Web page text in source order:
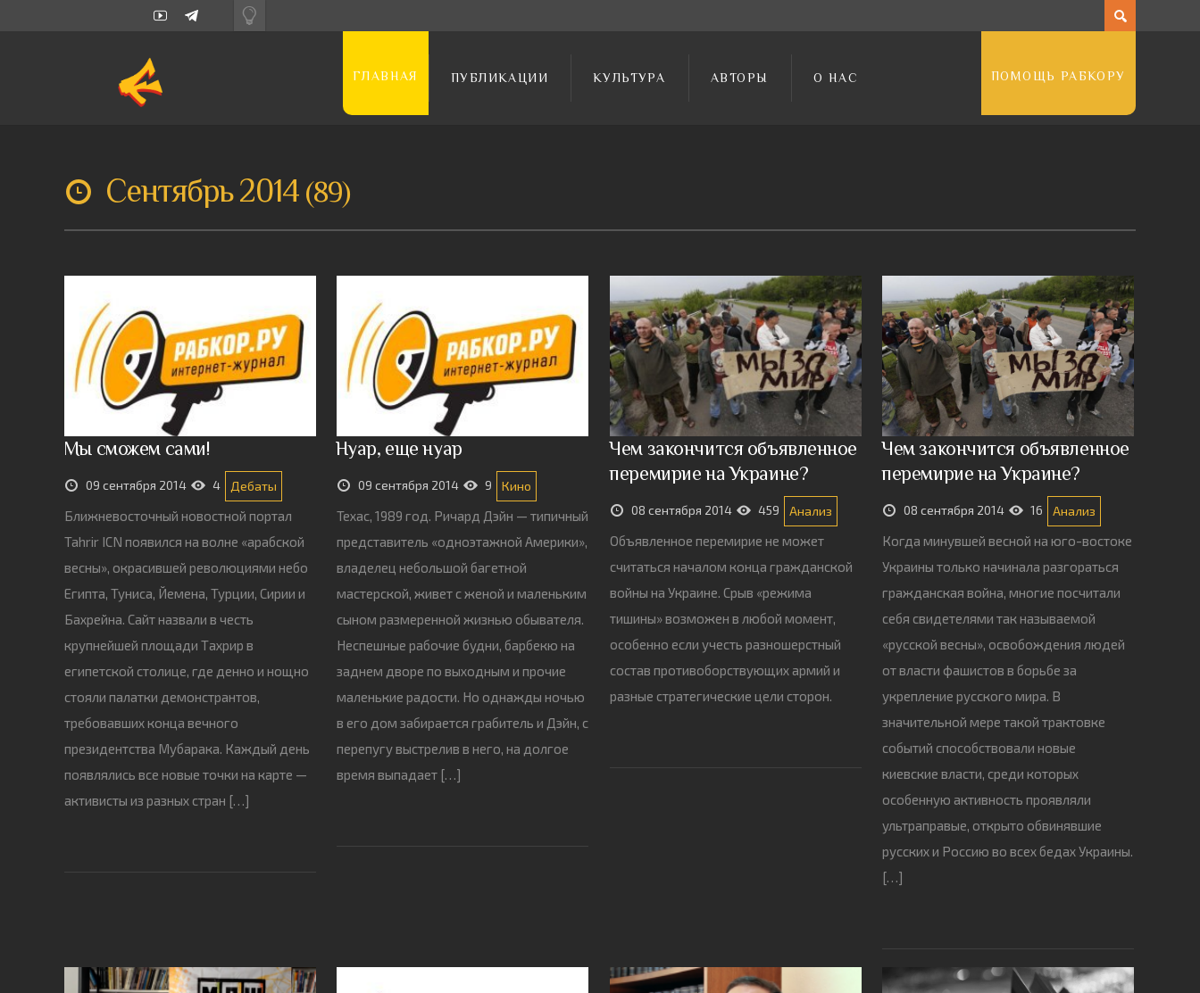
ГЛАВНАЯ ПУБЛИКАЦИИ КУЛЬТУРА АВТОРЫ О НАС ПОМОЩЬ РАБКОРУ
Сентябрь 2014 89
Мы сможем сами!
09 сентября 2014 4 Дебаты
Ближневосточный новостной портал
Tahrir ICN появился на волне «арабской
весны», окрасившей революциями небо
Египта, Туниса, Йемена, Турции, Сирии и
Бахрейна. Сайт назвали в честь
крупнейшей площади Тахрир в
египетской столице, где денно и нощно
стояли палатки демонстрантов,
требовавших конца вечного
президентства Мубарака. Каждый день
появлялись все новые точки на карте —
активисты из разных стран […]
Нуар, еще нуар
09 сентября 2014 9 Кино
Техас, 1989 год. Ричард Дэйн — типичный
представитель «одноэтажной Америки»,
владелец небольшой багетной
мастерской, живет с женой и маленьким
сыном размеренной жизнью обывателя.
Неспешные рабочие будни, барбекю на
заднем дворе по выходным и прочие
маленькие радости. Но однажды ночью
в его дом забирается грабитель и Дэйн, с
перепугу выстрелив в него, на долгое
время выпадает […]
Чем закончится объявленное
перемирие на Украине?
08 сентября 2014 459 Анализ
Объявленное перемирие не может
считаться началом конца гражданской
войны на Украине. Срыв «режима
тишины» возможен в любой момент,
особенно если учесть разношерстный
состав противоборствующих армий и
разные стратегические цели сторон.
Чем закончится объявленное
перемирие на Украине?
08 сентября 2014 16 Анализ
Когда минувшей весной на юго-востоке
Украины только начинала разгораться
гражданская война, многие посчитали
себя свидетелями так называемой
«русской весны», освобождения людей
от власти фашистов в борьбе за
укрепление русского мира. В
значительной мере такой трактовке
событий способствовали новые
киевские власти, среди которых
особенную активность проявляли
ультраправые, открыто обвинявшие
русских и Россию во всех бедах Украины.
[…]